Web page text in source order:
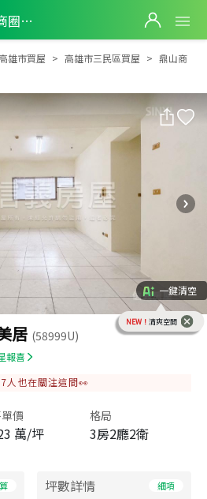
鼎山商圈高樓三房美居
鼎山商圈高樓三房美居
雄市買屋 高雄市三民區買屋
鼎山商
一鍵清空
NEW！ 清爽空間
居 (58999U)
報喜
人也在關注這間👀
價
萬/坪
格局
3房2廳2衛
坪數詳情 細項